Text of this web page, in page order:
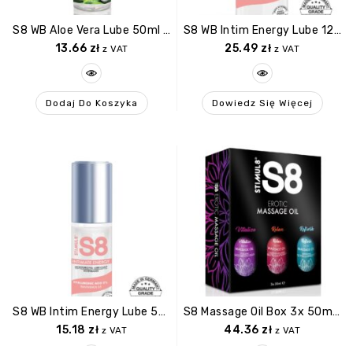
S8 WB Aloe Vera Lube 50ml Aloe Vera
13.66 zł z VAT
Dodaj Do Koszyka
S8 WB Intim Energy Lube 125ml Natural
25.49 zł z VAT
Dowiedz Się Więcej
S8 WB Intim Energy Lube 50ml Natural
15.18 zł z VAT
S8 Massage Oil Box 3x 50ml Multi Flavour
44.36 zł z VAT